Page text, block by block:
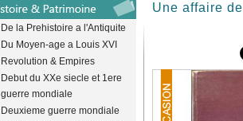
Une affaire
De la Prehistoire a l'Antiquite
Du Moyen-age a Louis XVI
Revolution & Empires
Debut du XXe siecle et 1ere
guerre mondiale
Deuxieme guerre mondiale